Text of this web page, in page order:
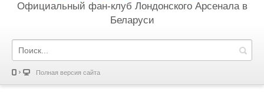
Официальный фан-клуб Лондонского Арсенала в
Беларуси
Полная версия сайта